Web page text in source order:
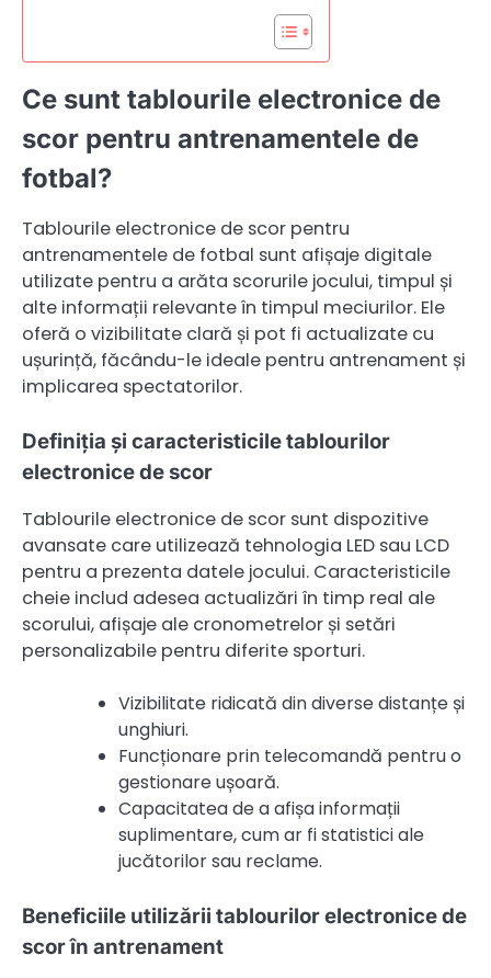
Ce sunt tablourile electronice de
scor pentru antrenamentele de
fotbal?
Tablourile electronice de scor pentru
antrenamentele de fotbal sunt afișaje digitale
utilizate pentru a arăta scorurile jocului, timpul și
alte informații relevante în timpul meciurilor. Ele
oferă o vizibilitate clară și pot fi actualizate cu
ușurință, făcându-le ideale pentru antrenament și
implicarea spectatorilor.
Definiția și caracteristicile tablourilor
electronice de scor
Tablourile electronice de scor sunt dispozitive
avansate care utilizează tehnologia LED sau LCD
pentru a prezenta datele jocului. Caracteristicile
cheie includ adesea actualizări în timp real ale
scorului, afișaje ale cronometrelor și setări
personalizabile pentru diferite sporturi.
Vizibilitate ridicată din diverse distanțe și
unghiuri.
Funcționare prin telecomandă pentru o
gestionare ușoară.
Capacitatea de a afișa informații
suplimentare, cum ar fi statistici ale
jucătorilor sau reclame.
Beneficiile utilizării tablourilor electronice de
scor în antrenament